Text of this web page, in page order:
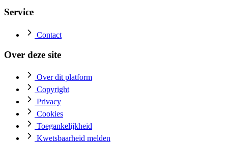
Service
Contact
Over deze site
Over dit platform
Copyright
Privacy
Cookies
Toegankelijkheid
Kwetsbaarheid melden